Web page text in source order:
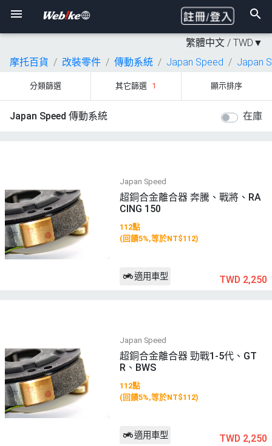
繁體中文 / TWD ▼
摩托百貨
改裝零件 傳動系統 Japan Speed Japan
分類篩選 其它篩選 1 顯示排序
Japan Speed 傳動系統 在庫
Japan Speed
超銅合金離合器 奔騰、戰將、RA
CING 150
112點
(回饋5%,等於NT$112)
適用車型 TWD 2,250
Japan Speed
超銅合金離合器 勁戰1-5代、GT
R、BWS
112點
(回饋5%,等於NT$112)
適用車型 TWD 2,250